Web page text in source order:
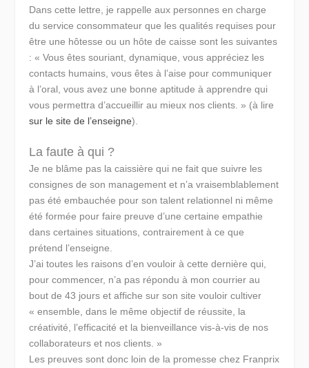
Dans cette lettre, je rappelle aux personnes en charge
du service consommateur que les qualités requises pour
être une hôtesse ou un hôte de caisse sont les suivantes
: « Vous êtes souriant, dynamique, vous appréciez les
contacts humains, vous êtes à l’aise pour communiquer
à l’oral, vous avez une bonne aptitude à apprendre qui
vous permettra d’accueillir au mieux nos clients. » (à lire
sur le site de l’enseigne).
La faute à qui ?
Je ne blâme pas la caissière qui ne fait que suivre les
consignes de son management et n’a vraisemblablement
pas été embauchée pour son talent relationnel ni même
été formée pour faire preuve d’une certaine empathie
dans certaines situations, contrairement à ce que
prétend l’enseigne.
J’ai toutes les raisons d’en vouloir à cette dernière qui,
pour commencer, n’a pas répondu à mon courrier au
bout de 43 jours et affiche sur son site vouloir cultiver
« ensemble, dans le même objectif de réussite, la
créativité, l’efficacité et la bienveillance vis-à-vis de nos
collaborateurs et nos clients. »
Les preuves sont donc loin de la promesse chez Franprix